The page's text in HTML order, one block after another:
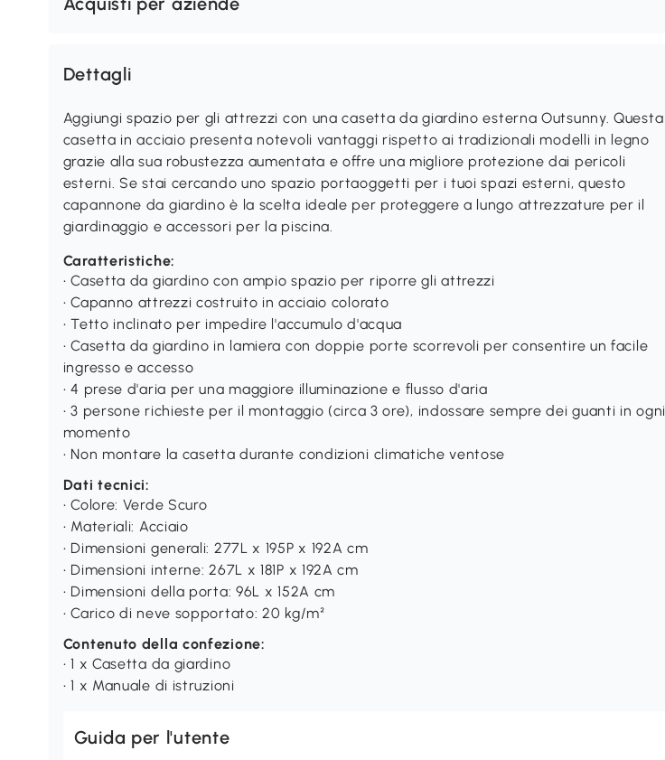
Dettagli
Aggiungi spazio per gli attrezzi con una casetta da giardino esterna Outsunny. Questa
casetta in acciaio presenta notevoli vantaggi rispetto ai tradizionali modelli in legno
grazie alla sua robustezza aumentata e offre una migliore protezione dai pericoli
esterni. Se stai cercando uno spazio portaoggetti per i tuoi spazi esterni, questo
capannone da giardino è la scelta ideale per proteggere a lungo attrezzature per il
giardinaggio e accessori per la piscina.
Caratteristiche:
• Casetta da giardino con ampio spazio per riporre gli attrezzi
• Capanno attrezzi costruito in acciaio colorato
• Tetto inclinato per impedire l'accumulo d'acqua
• Casetta da giardino in lamiera con doppie porte scorrevoli per consentire un facile
ingresso e accesso
• 4 prese d'aria per una maggiore illuminazione e flusso d'aria
• 3 persone richieste per il montaggio (circa 3 ore), indossare sempre dei guanti in ogni
momento
• Non montare la casetta durante condizioni climatiche ventose
Dati tecnici:
• Colore: Verde Scuro
• Materiali: Acciaio
• Dimensioni generali: 277L x 195P x 192A cm
• Dimensioni interne: 267L x 181P x 192A cm
• Dimensioni della porta: 96L x 152A cm
• Carico di neve sopportato: 20 kg/m²
Contenuto della confezione:
• 1 x Casetta da giardino
• 1 x Manuale di istruzioni
Guida per l'utente